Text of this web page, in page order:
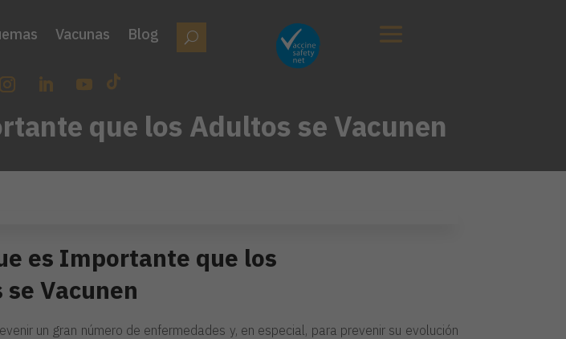
Vacunas Blog
que los Adultos se Vacunen
es Importante que los
Vacunen
un gran número de enfermedades y, en especial, para prevenir su evolución